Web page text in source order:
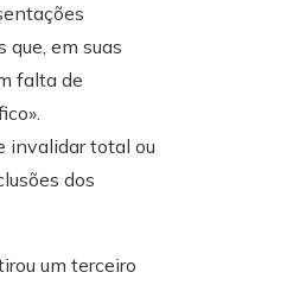
que, em suas
falta de
invalidar total ou
dos
um terceiro